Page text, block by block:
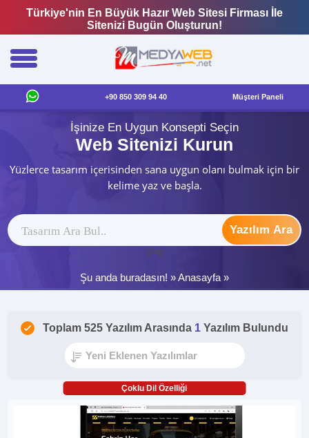
Türkiye'nin En Büyük Hazır Web Sitesi Firması İle
Sitenizi Bugün Oluşturun!
+90 850 309 94 40 Müşteri Paneli
İşinize En Uygun Konsepti Seçin
Web Sitenizi Kurun
Yüzlerce tasarım içerisinden sana uygun olanı bulmak için bir
kelime yaz ve başla.
Yazılım Ara
ytag
Şu anda buradasın! »Anasayfa »
Toplam 525 Yazılım Arasında 1 Yazılım Bulundu
Çoklu Dil Özelliği